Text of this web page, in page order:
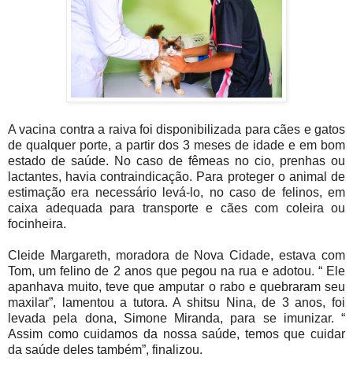
A vacina contra a raiva foi disponibilizada para cães e gatos
de qualquer porte, a partir dos 3 meses de idade e em bom
estado de saúde. No caso de fêmeas no cio, prenhas ou
lactantes, havia contraindicação. Para proteger o animal de
estimação era necessário levá-lo, no caso de felinos, em
caixa adequada para transporte e cães com coleira ou
focinheira.
Cleide Margareth, moradora de Nova Cidade, estava com
Tom, um felino de 2 anos que pegou na rua e adotou. “ Ele
apanhava muito, teve que amputar o rabo e quebraram seu
maxilar”, lamentou a tutora. A shitsu Nina, de 3 anos, foi
levada pela dona, Simone Miranda, para se imunizar. “
Assim como cuidamos da nossa saúde, temos que cuidar
da saúde deles também”, finalizou.